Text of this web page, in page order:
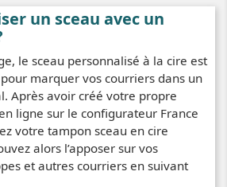
un sceau avec un
le sceau personnalisé à la cire est
marquer vos courriers dans un
Après avoir créé votre propre
ligne sur le configurateur France
votre tampon sceau en cire
alors l’apposer sur vos
et autres courriers en suivant